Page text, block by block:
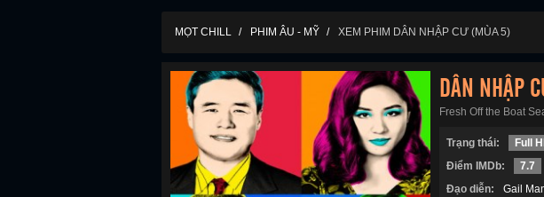
MỌT CHILL PHIM ÂU - MỸ XEM PHIM DÂN NHẬP CƯ (MÙA 5)
DÂN NHẬP
Fresh Off the Boat
Trạng thái:
Full
Điểm IMDb:
7.7
Đạo diễn:
Gail